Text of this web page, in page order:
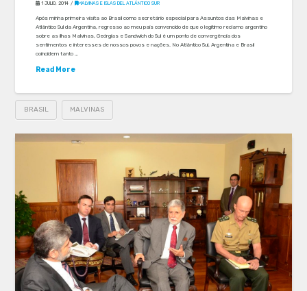
1 JULIO, 2014 MALVINAS E ISLAS DEL ATLÁNTICO SUR
Após minha primeira visita ao Brasil como secretário especial para Assuntos das Malvinas e
Atlântico Sul da Argentina, regresso ao meu país convencido de que o legítimo reclamo argentino
sobre as ilhas Malvinas, Geórgias e Sandwich do Sul é um ponto de convergência dos
sentimentos e interesses de nossos povos e nações. No Atlântico Sul, Argentina e Brasil
coincidem tanto …
Read More
BRASIL MALVINAS